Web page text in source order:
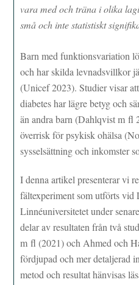
vara med och träna i olika
små och inte statistiskt
Barn med funktionsvariation
och har skilda levnadsvillkor
(Unicef 2023). Studier visar
diabetes har lägre betyg och
än andra barn (Dahlqvist m fl
överrisk för psykisk ohälsa
sysselsättning och inkomster
I denna artikel presenterar vi
fältexperiment som utförts
Linnéuniversitetet under
delar av resultaten från två
m fl (2021) och Ahmed och
fördjupad och mer detaljerad
metod och resultat hänvisas